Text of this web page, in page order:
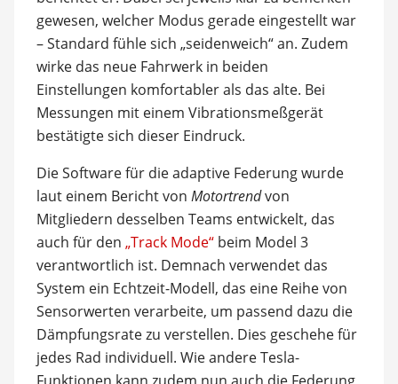
gewesen, welcher Modus gerade eingestellt war
– Standard fühle sich „seidenweich“ an. Zudem
wirke das neue Fahrwerk in beiden
Einstellungen komfortabler als das alte. Bei
Messungen mit einem Vibrationsmeßgerät
bestätigte sich dieser Eindruck.
Die Software für die adaptive Federung wurde
laut einem Bericht von Motortrendvon
Mitgliedern desselben Teams entwickelt, das
auch für den „Track Mode“beim Model 3
verantwortlich ist. Demnach verwendet das
System ein Echtzeit-Modell, das eine Reihe von
Sensorwerten verarbeite, um passend dazu die
Dämpfungsrate zu verstellen. Dies geschehe für
jedes Rad individuell. Wie andere Tesla-
Funktionen kann zudem nun auch die Federung